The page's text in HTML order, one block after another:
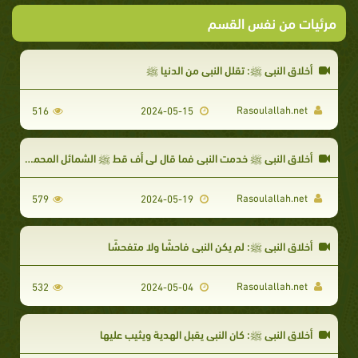
مرئيات من نفس القسم
أخلاق النبي ﷺ: تقلل النبي من الدنيا ﷺ
2024-05-15
516
أخلاق النبي ﷺ خدمت النبي فما قال لي أف قط ﷺ الشمائل المحمدية الشيخ حسن الحس
2024-05-19
579
أخلاق النبي ﷺ: لم يكن النبي فاحشًا ولا متفحشًا
2024-05-04
532
أخلاق النبي ﷺ: كان النبي يقبل الهدية ويثيب عليها